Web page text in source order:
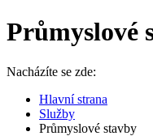
Průmyslové
Nacházíte se zde:
Hlavní strana
Služby
Průmyslové stavby